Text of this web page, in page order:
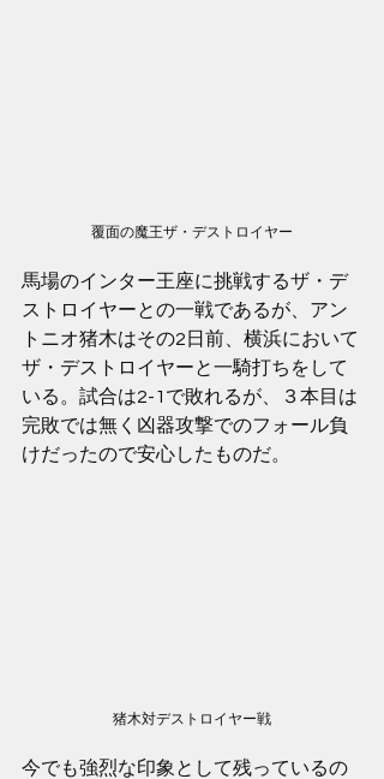
覆面の魔王ザ・デストロイヤー
馬場のインター王座に挑戦するザ・デ
ストロイヤーとの一戦であるが、アン
トニオ猪木はその2日前、横浜において
ザ・デストロイヤーと一騎打ちをして
いる。試合は2-1で敗れるが、３本目は
完敗では無く凶器攻撃でのフォール負
けだったので安心したものだ。
猪木対デストロイヤー戦
今でも強烈な印象として残っているの